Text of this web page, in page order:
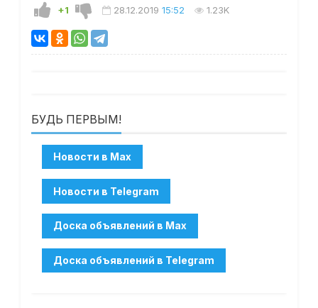
+1 28.12.2019 15:52 1.23K
БУДЬ ПЕРВЫМ!